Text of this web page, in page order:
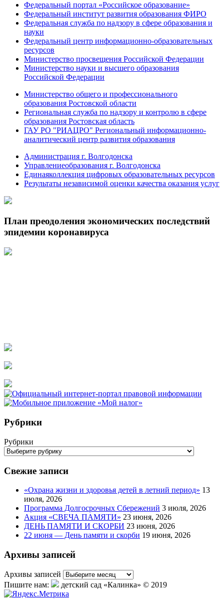
Федеральный портал «Российское образование»
Федеральный институт развития образования ФИРО
Федеральная служба по надзору в сфере образования и
науки
Федеральный центр информационно-образовательных
ресурсов
Министерство просвещения Российской Федерации
Министерство науки и высшего образования
Российской Федерации
Министерство общего и профессионального
образования Ростовской области
Региональная служба по надзору и контролю в сфере
образования Ростовская область
ГАУ РО "РИАЦРО" Региональный информационно-
аналитический центр развития образования
Администрация г. Волгодонска
Управлениеобразования г. Волгодонска
Единаяколлекция цифровых образовательных ресурсов
Результаты независимой оценки качества оказания услуг
План преодоления экономических последствий
эпидемии коронавируса
Рубрики
Рубрики
Свежие записи
«Охрана жизни и здоровья детей в летний период» 13
июля, 2026
Программа Долгосрочных Сбережений 3 июля, 2026
Акция «СВЕЧА ПАМЯТИ» 23 июня, 2026
ДЕНЬ ПАМЯТИ И СКОРБИ 23 июня, 2026
22 июня — День памяти и скорби 19 июня, 2026
Архивы записей
Архивы записей
Пишите нам:
детский сад «Калинка» © 2019